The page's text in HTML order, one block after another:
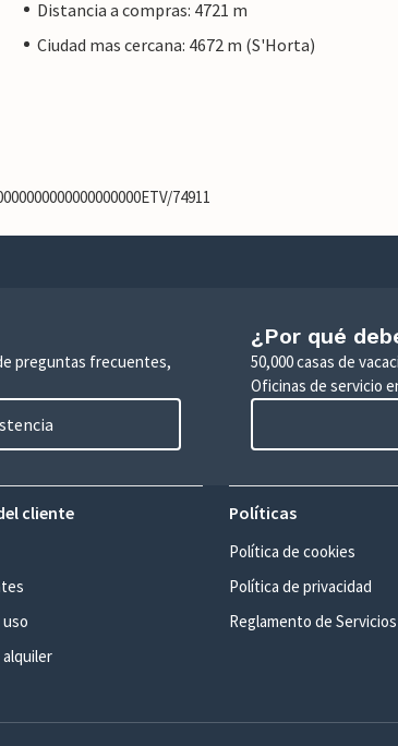
Distancia a compras: 4721 m
Ciudad mas cercana: 4672 m (S'Horta)
74911
preguntas frecuentes,
¿Por qué
50,000 casas de
Oficinas de servicio
cliente Políticas
Política de cookies
Política de privacidad
Reglamento de